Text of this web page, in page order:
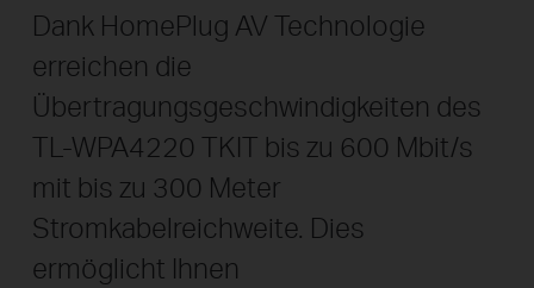
Dank HomePlug AV Technologie
erreichen die
Übertragungsgeschwindigkeiten des
TL-WPA4220 TKIT bis zu 600 Mbit/s
mit bis zu 300 Meter
Stromkabelreichweite. Dies
ermöglicht Ihnen